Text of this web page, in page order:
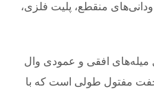
منقطع، پلیت فلزی،
میله‌های افقی و عمودی وال
مفتول طولی است که با